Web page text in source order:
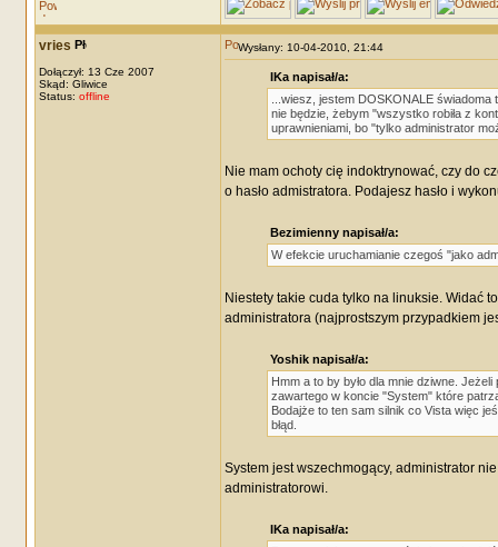
vries
Dołączył: 13 Cze 2007
Skąd: Gliwice
Status: offline
Wysłany: 10-04-2010, 21:44
IKa napisał/a:
...wiesz, jestem DOSKONALE
nie będzie, żebym "wszystko robiła z
uprawnieniami, bo "tylko administrator
Nie mam ochoty cię indoktrynować, czy do
o hasło admistratora. Podajesz hasło i
Bezimienny napisał/a:
W efekcie uruchamianie czegoś "jako
Niestety takie cuda tylko na linuksie. Widać
administratora (najprostszym przypadkiem
Yoshik napisał/a:
Hmm a to by było dla mnie dziwne.
zawartego w koncie "System" które
Bodajże to ten sam silnik co Vista więc
błąd.
System jest wszechmogący, administrator
administratorowi.
IKa napisał/a: